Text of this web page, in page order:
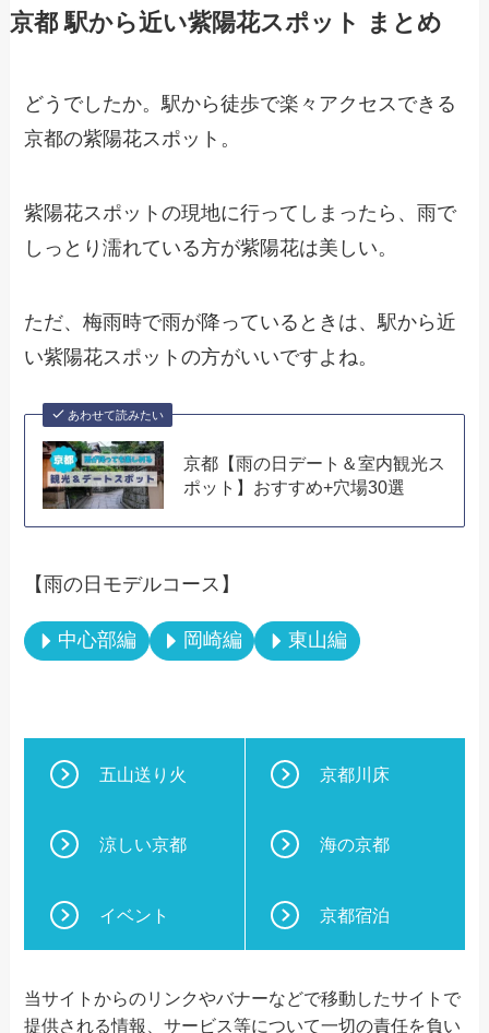
京都 駅から近い紫陽花スポット まとめ
どうでしたか。駅から徒歩で楽々アクセスできる
京都の紫陽花スポット。
紫陽花スポットの現地に行ってしまったら、雨で
しっとり濡れている方が紫陽花は美しい。
ただ、梅雨時で雨が降っているときは、駅から近
い紫陽花スポットの方がいいですよね。
あわせて読みたい
京都【雨の日デート＆室内観光ス
ポット】おすすめ+穴場30選
【雨の日モデルコース】
中心部編 岡崎編 東山編
五山送り火 京都川床
涼しい京都 海の京都
イベント 京都宿泊
当サイトからのリンクやバナーなどで移動したサイトで
提供される情報、サービス等について一切の責任を負い